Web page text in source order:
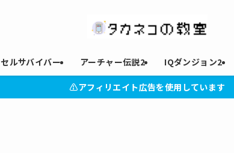
セルサバイバー アーチャー伝説2 IQダンジョン2
⚠︎アフィリエイト広告を使用しています